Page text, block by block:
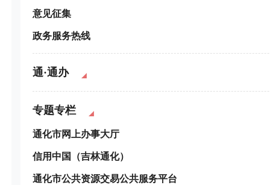
意见征集
政务服务热线
通·通办
专题专栏
通化市网上办事大厅
信用中国（吉林通化）
通化市公共资源交易公共服务平台